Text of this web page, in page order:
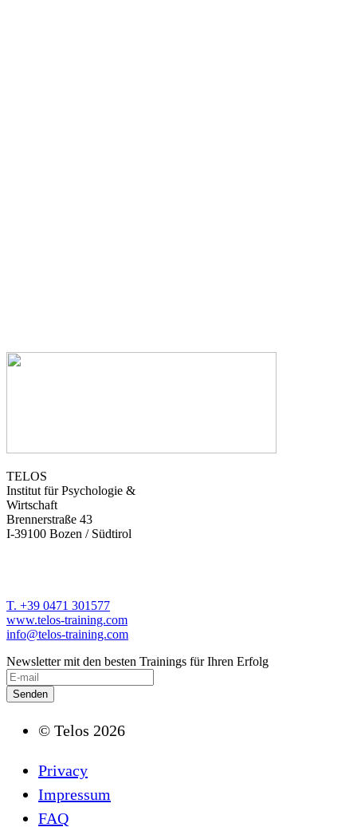
TELOS
Institut für Psychologie &
Wirtschaft
Brennerstraße 43
I-39100 Bozen / Südtirol
T. +39 0471 301577
www.telos-training.com
info@telos-training.com
Newsletter mit den besten Trainings für Ihren Erfolg
© Telos 2026
Privacy
Impressum
FAQ